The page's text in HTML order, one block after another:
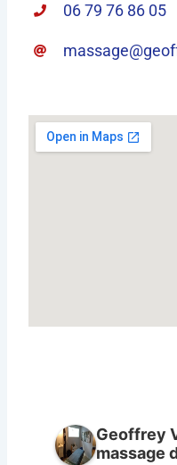
06 79 76 86 05
Geoffrey
massage